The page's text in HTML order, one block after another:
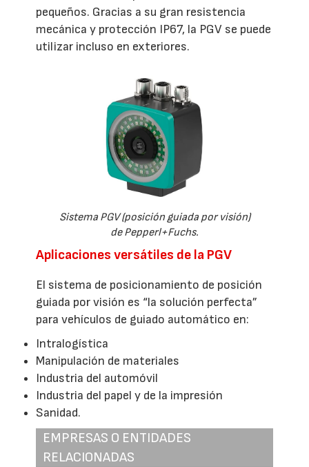
pequeños. Gracias a su gran resistencia
mecánica y protección IP67, la PGV se puede
utilizar incluso en exteriores.
Sistema PGV (posición guiada por visión)
de Pepperl+Fuchs.
Aplicaciones versátiles de la PGV
El sistema de posicionamiento de posición
guiada por visión es “la solución perfecta”
para vehículos de guiado automático en:
Intralogística
Manipulación de materiales
Industria del automóvil
Industria del papel y de la impresión
Sanidad.
EMPRESAS O ENTIDADES
RELACIONADAS